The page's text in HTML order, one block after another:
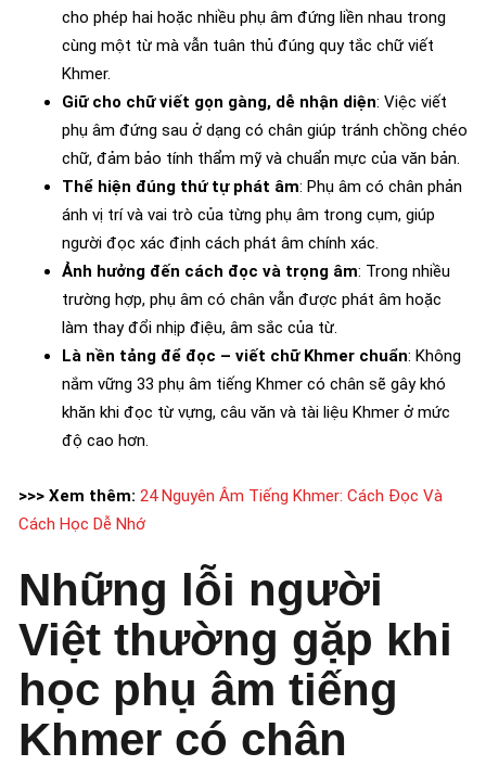
cho phép hai hoặc nhiều phụ âm đứng liền nhau trong
cùng một từ mà vẫn tuân thủ đúng quy tắc chữ viết
Khmer.
Giữ cho chữ viết gọn gàng, dễ nhận diện: Việc viết
phụ âm đứng sau ở dạng có chân giúp tránh chồng chéo
chữ, đảm bảo tính thẩm mỹ và chuẩn mực của văn bản.
Thể hiện đúng thứ tự phát âm: Phụ âm có chân phản
ánh vị trí và vai trò của từng phụ âm trong cụm, giúp
người đọc xác định cách phát âm chính xác.
Ảnh hưởng đến cách đọc và trọng âm: Trong nhiều
trường hợp, phụ âm có chân vẫn được phát âm hoặc
làm thay đổi nhịp điệu, âm sắc của từ.
Là nền tảng để đọc – viết chữ Khmer chuẩn: Không
nắm vững 33 phụ âm tiếng Khmer có chân sẽ gây khó
khăn khi đọc từ vựng, câu văn và tài liệu Khmer ở mức
độ cao hơn.
>>> Xem thêm: 24 Nguyên Âm Tiếng Khmer: Cách Đọc Và
Cách Học Dễ Nhớ
Những lỗi người
Việt thường gặp khi
học phụ âm tiếng
Khmer có chân